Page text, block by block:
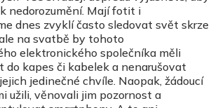
nedorozumění. Mají fotit i
dnes zvyklí často sledovat svět skrze
na svatbě by tohoto
elektronického společníka měli
do kapes či kabelek a nenarušovat
jedinečné chvíle. Naopak, žádoucí
užili, věnovali jim pozornost a